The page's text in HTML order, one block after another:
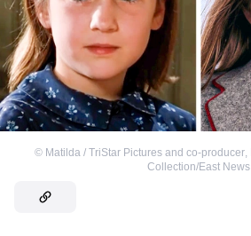
© Matilda / TriStar Pictures and co-producer,
Collection/East News